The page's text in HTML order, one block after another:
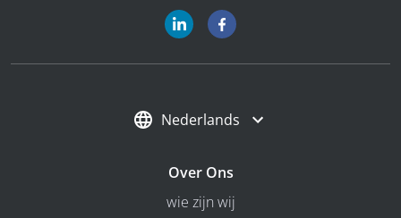
Nederlands
Over Ons
wie zijn wij